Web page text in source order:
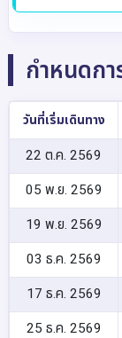
กำหนดกา
วันที่เริ่มเดินทาง
22 ต.ค. 2569
05 พ.ย. 2569
19 พ.ย. 2569
03 ธ.ค. 2569
17 ธ.ค. 2569
25 ธ.ค. 2569